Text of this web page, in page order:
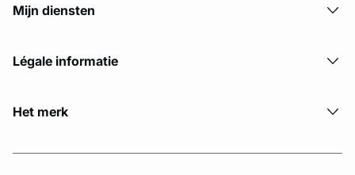
Mijn diensten
Légale informatie
Het merk